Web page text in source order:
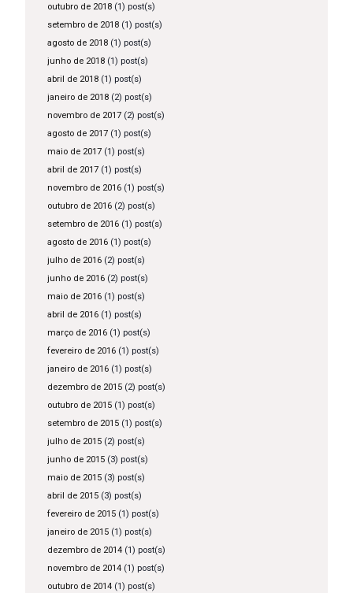
outubro de 2018(1) post(s)
setembro de 2018(1) post(s)
agosto de 2018(1) post(s)
junho de 2018(1) post(s)
abril de 2018(1) post(s)
janeiro de 2018(2) post(s)
novembro de 2017(2) post(s)
agosto de 2017(1) post(s)
maio de 2017(1) post(s)
abril de 2017(1) post(s)
novembro de 2016(1) post(s)
outubro de 2016(2) post(s)
setembro de 2016(1) post(s)
agosto de 2016(1) post(s)
julho de 2016(2) post(s)
junho de 2016(2) post(s)
maio de 2016(1) post(s)
abril de 2016(1) post(s)
março de 2016(1) post(s)
fevereiro de 2016(1) post(s)
janeiro de 2016(1) post(s)
dezembro de 2015(2) post(s)
outubro de 2015(1) post(s)
setembro de 2015(1) post(s)
julho de 2015(2) post(s)
junho de 2015(3) post(s)
maio de 2015(3) post(s)
abril de 2015(3) post(s)
fevereiro de 2015(1) post(s)
janeiro de 2015(1) post(s)
dezembro de 2014(1) post(s)
novembro de 2014(1) post(s)
outubro de 2014(1) post(s)